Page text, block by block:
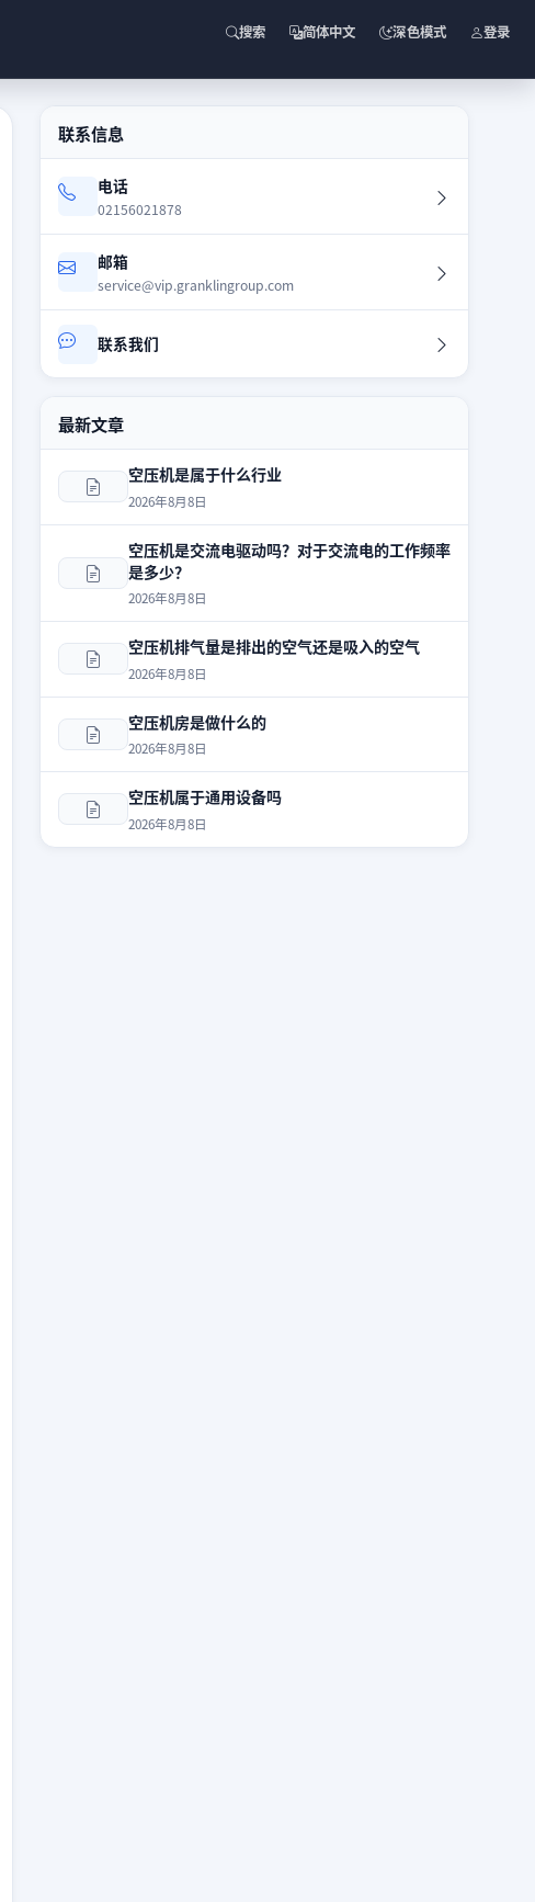
搜索 简体中文 深色模式 登录
联系信息
电话
02156021878
邮箱
service@vip.granklingroup.com
联系我们
最新文章
空压机是属于什么行业
2026年8月8日
空压机是交流电驱动吗？对于交流电的工作频率
是多少？
2026年8月8日
空压机排气量是排出的空气还是吸入的空气
2026年8月8日
空压机房是做什么的
2026年8月8日
空压机属于通用设备吗
2026年8月8日